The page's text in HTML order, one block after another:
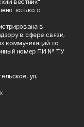
только с
в
в сфере связи,
коммуникаций по
номер ПИ № ТУ
ул.